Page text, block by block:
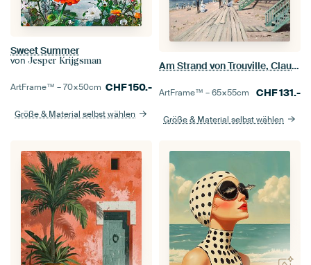
Sweet Summer
von Jesper Krijgsman
ArtFrame™ –70×50cm CHF150.-
Größe & Material selbst wählen
Am Strand von Trouville, Claude Monet
ArtFrame™ –65×55cm CHF131.-
Größe & Material selbst wählen